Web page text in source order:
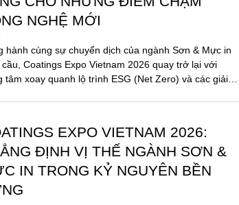
NGHỆ MỚI
hành cùng sự chuyển dịch của ngành Sơn & Mực in
Coatings Expo Vietnam 2026 quay trở lại với
tâm xoay quanh lộ trình ESG (Net Zero) và các giải
EXPO VIETNAM 2026:
ĐỊNH VỊ THẾ NGÀNH SƠN &
IN TRONG KỶ NGUYÊN BỀN